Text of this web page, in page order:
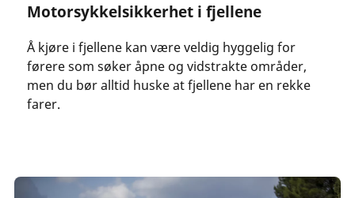
Motorsykkelsikkerhet i fjellene
Å kjøre i fjellene kan være veldig hyggelig for
førere som søker åpne og vidstrakte områder,
men du bør alltid huske at fjellene har en rekke
farer.